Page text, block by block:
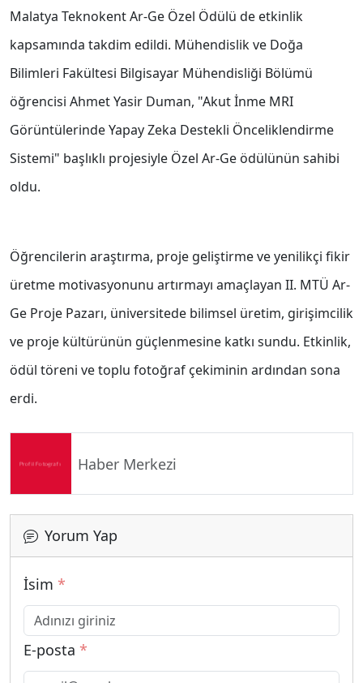
Malatya Teknokent Ar-Ge Özel Ödülü de etkinlik
kapsamında takdim edildi. Mühendislik ve Doğa
Bilimleri Fakültesi Bilgisayar Mühendisliği Bölümü
öğrencisi Ahmet Yasir Duman, "Akut İnme MRI
Görüntülerinde Yapay Zeka Destekli Önceliklendirme
Sistemi" başlıklı projesiyle Özel Ar-Ge ödülünün sahibi
oldu.
Öğrencilerin araştırma, proje geliştirme ve yenilikçi fikir
üretme motivasyonunu artırmayı amaçlayan II. MTÜ Ar-
Ge Proje Pazarı, üniversitede bilimsel üretim, girişimcilik
ve proje kültürünün güçlenmesine katkı sundu. Etkinlik,
ödül töreni ve toplu fotoğraf çekiminin ardından sona
erdi.
Haber Merkezi
Yorum Yap
İsim *
E-posta *